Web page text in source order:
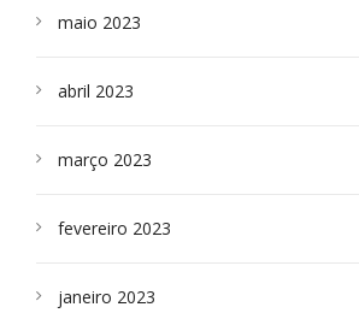
maio 2023
abril 2023
março 2023
fevereiro 2023
janeiro 2023